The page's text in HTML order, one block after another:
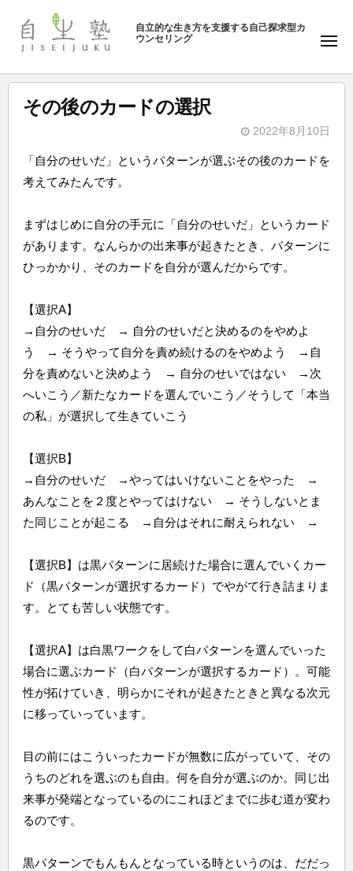
ン
自
塾
自立的な生き方を支援する自己探求型カ
ウンセリング
メ
ュ
ー
その後のカードの選択
2022年8月10日
自
塾
「自分のせいだ」というパターンが選ぶその後のカードを
考えてみたんです。
まずはじめに自分の手元に「自分のせいだ」というカード
があります。なんらかの出来事が起きたとき、パターンに
ひっかかり、そのカードを自分が選んだからです。
【選択A】
→自分のせいだ → 自分のせいだと決めるのをやめよ
う → そうやって自分を責め続けるのをやめよう →自
分を責めないと決めよう → 自分のせいではない →次
へいこう／新たなカードを選んでいこう／そうして「本当
の私」が選択して生きていこう
【選択B】
→自分のせいだ →やってはいけないことをやった →
あんなことを２度とやってはけない → そうしないとま
た同じことが起こる →自分はそれに耐えられない →
【選択B】は黒パターンに居続けた場合に選んでいくカー
ド（黒パターンが選択するカード）でやがて行き詰まりま
す。とても苦しい状態です。
【選択A】は白黒ワークをして白パターンを選んでいった
場合に選ぶカード（白パターンが選択するカード）。可能
性が拓けていき、明らかにそれが起きたときと異なる次元
に移っていっています。
目の前にはこういったカードが無数に広がっていて、その
うちのどれを選ぶのも自由。何を自分が選ぶのか。同じ出
来事が発端となっているのにこれほどまでに歩む道が変わ
るのです。
黒パターンでもんもんとなっている時というのは、だだっ